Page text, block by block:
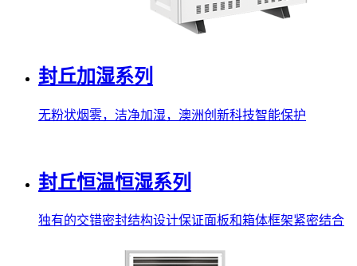
封丘加湿系列
无粉状烟雾，洁净加湿，澳洲创新科技智能保护
封丘恒温恒湿系列
独有的交错密封结构设计保证面板和箱体框架紧密结合